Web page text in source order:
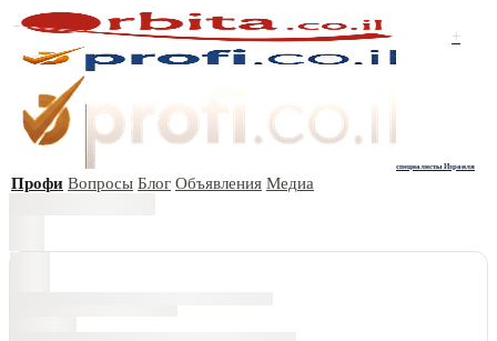
+
специалисты Израиля
Профи Вопросы Блог Объявления Медиа